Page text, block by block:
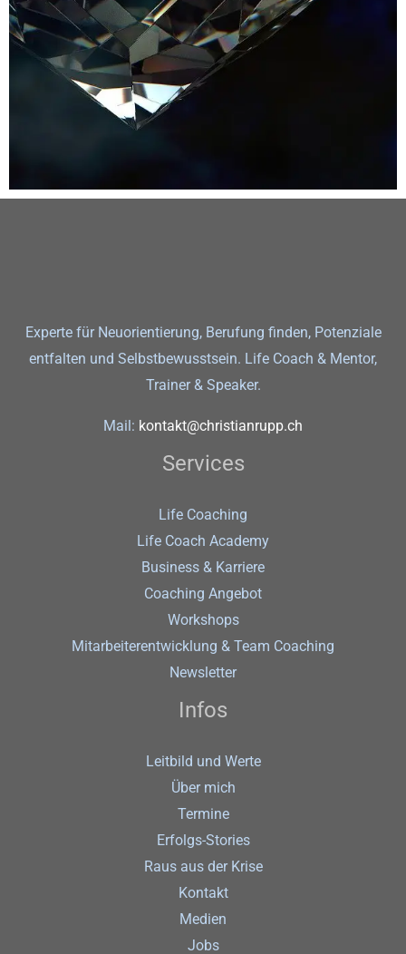
Experte für Neuorientierung, Berufung finden, Potenziale
entfalten und Selbstbewusstsein. Life Coach & Mentor,
Trainer & Speaker.
Mail: kontakt@christianrupp.ch
Services
Life Coaching
Life Coach Academy
Business & Karriere
Coaching Angebot
Workshops
Mitarbeiterentwicklung & Team Coaching
Newsletter
Infos
Leitbild und Werte
Über mich
Termine
Erfolgs-Stories
Raus aus der Krise
Kontakt
Medien
Jobs